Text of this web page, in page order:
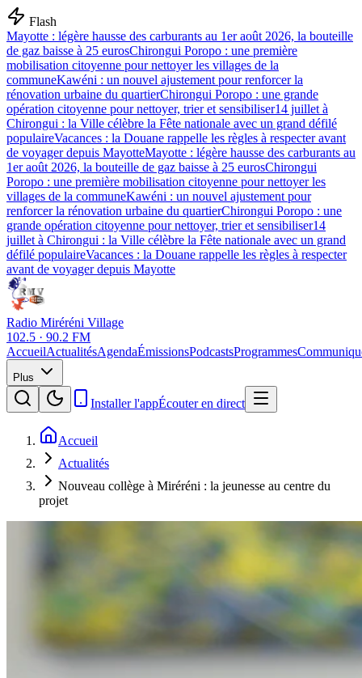
Flash
Mayotte : légère hausse des carburants au 1er août 2026, la bouteille
de gaz baisse à 25 eurosChirongui Poropo : une première
mobilisation citoyenne pour nettoyer les villages de la
communeKawéni : un nouvel ajustement pour renforcer la
rénovation urbaine du quartierChirongui Poropo : une grande
opération citoyenne pour nettoyer, trier et sensibiliser14 juillet à
Chirongui : la Ville célèbre la Fête nationale avec un grand défilé
populaireVacances : la Douane rappelle les règles à respecter avant
de voyager depuis MayotteMayotte : légère hausse des carburants au
1er août 2026, la bouteille de gaz baisse à 25 eurosChirongui
Poropo : une première mobilisation citoyenne pour nettoyer les
villages de la communeKawéni : un nouvel ajustement pour
renforcer la rénovation urbaine du quartierChirongui Poropo : une
grande opération citoyenne pour nettoyer, trier et sensibiliser14
juillet à Chirongui : la Ville célèbre la Fête nationale avec un grand
défilé populaireVacances : la Douane rappelle les règles à respecter
avant de voyager depuis Mayotte
Radio Miréréni Village
102.5 · 90.2 FM
AccueilActualitésAgendaÉmissionsPodcastsProgrammes
Plus
Installer l'appÉcouter en direct
Accueil
Actualités
Nouveau collège à Miréréni : la jeunesse au centre du
projet